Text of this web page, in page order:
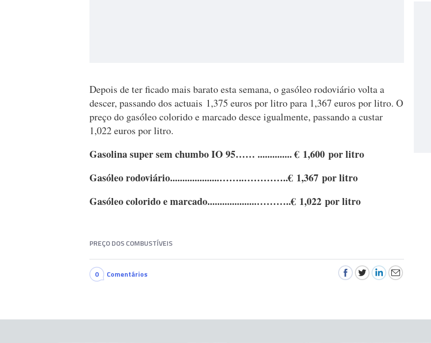
Depois de ter ficado mais barato esta semana, o gasóleo rodoviário volta a
descer, passando dos actuais 1,375 euros por litro para 1,367 euros por litro. O
preço do gasóleo colorido e marcado desce igualmente, passando a custar
1,022 euros por litro.
Gasolina super sem chumbo IO 95…… .............. € 1,600 por litro
Gasóleo rodoviário....................……..…………..€ 1,367 por litro
Gasóleo colorido e marcado....................………..€ 1,022 por litro
PREÇO DOS COMBUSTÍVEIS
0 Comentários